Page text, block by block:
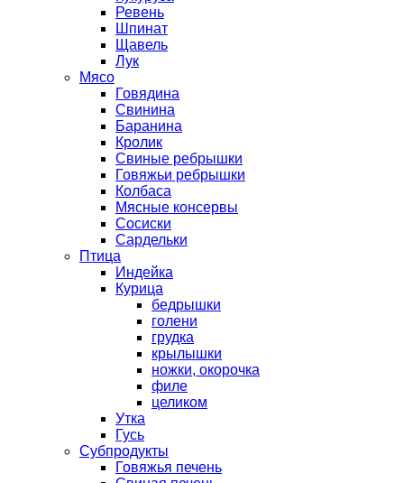
Ревень
Шпинат
Щавель
Лук
Мясо
Говядина
Свинина
Баранина
Кролик
Свиные ребрышки
Говяжьи ребрышки
Колбаса
Мясные консервы
Сосиски
Сардельки
Птица
Индейка
Курица
бедрышки
голени
грудка
крылышки
ножки, окорочка
филе
целиком
Утка
Гусь
Субпродукты
Говяжья печень